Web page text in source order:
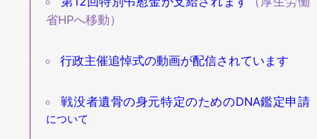
省HPへ移動）
行政主催追悼式の動画が配信されています
戦没者遺骨の身元特定のためのDNA鑑定申請
について